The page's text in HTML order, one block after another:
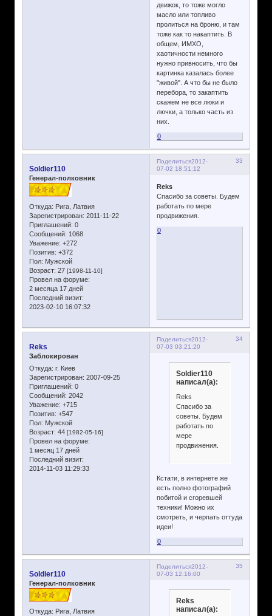
движок, то тоже могло
масло или топливо
пролиться на броню, и там
тоже как то накаптить. В
общем, ИМХО,
хаотичности немного
нужно привносить, что бы
картинка казалась более
"живой". А что бы не было
перебора, то закаптить
скажем не все люки и
лючки, а только часть из
них.
0
Поделиться 33
2012-
07-02 18:51:12
Soldier110
Генерал-полковник
Откуда: Рига, Латвия
Зарегистрирован: 2011-11-22
Приглашений: 0
Сообщений: 1068
Уважение: +272
Позитив: +372
Пол: Мужской
Возраст: 27 [1998-11-10]
Провел на форуме:
2 месяца 17 дней
Последний визит:
2023-02-10 16:07:32
Reks
Спасибо за советы. Будем
работать по мере
продвижения.
0
Поделиться 34
2012-
07-03 03:21:20
Reks
Заблокирован
Откуда: г. Киев
Зарегистрирован: 2007-09-25
Приглашений: 0
Сообщений: 2042
Уважение: +715
Позитив: +547
Пол: Мужской
Возраст: 44 [1982-05-16]
Провел на форуме:
1 месяц 17 дней
Последний визит:
2014-11-03 11:29:33
Soldier110
написал(а):
Reks
Спасибо за
советы. Будем
работать по
мере
продвижения.
Кстати, в интернете же
есть полно фотографий
побитой и сгоревшей
техники! Можно их
смотреть, и черпать оттуда
идеи!
0
Поделиться 35
2012-
07-03 12:16:00
Soldier110
Генерал-полковник
Откуда: Рига, Латвия
Reks
написал(а):